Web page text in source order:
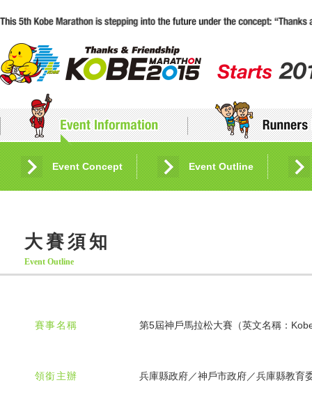
Event Concept Event Outline
Application Guidelines Entry and
大賽須知
Event Outline
賽事名稱 第5屆神戶馬拉松大賽（英文名稱：
領銜主辦 兵庫縣政府／神戶市政府／兵庫縣教育